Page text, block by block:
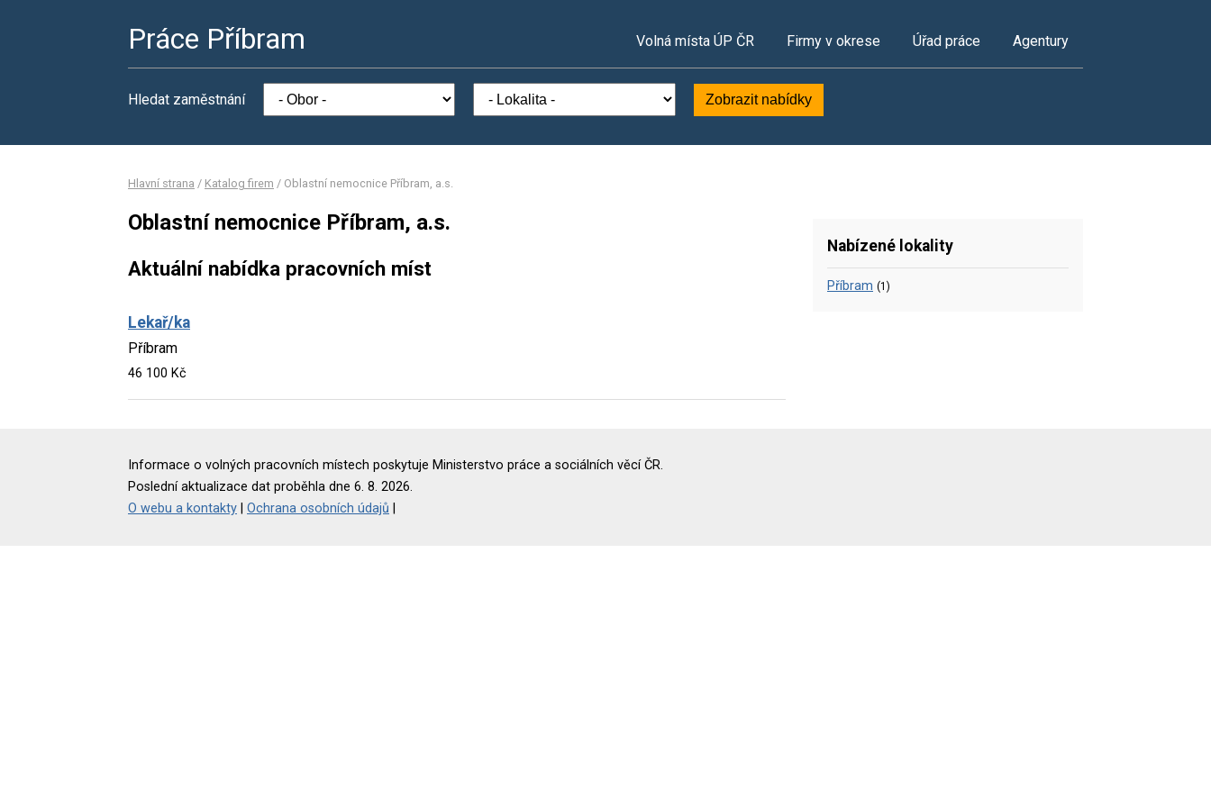
Práce Příbram Volná místa ÚP ČR Firmy v okrese Úřad práce Agentury
Hledat zaměstnání Zobrazit nabídky
Hlavní strana / Katalog firem / Oblastní nemocnice Příbram, a.s.
Oblastní nemocnice Příbram, a.s.
Aktuální nabídka pracovních míst
Lekař/ka
Příbram
46 100 Kč
Nabízené lokality
Příbram (1)
Informace o volných pracovních místech poskytuje Ministerstvo práce a sociálních věcí ČR.
Poslední aktualizace dat proběhla dne 6. 8. 2026.
O webu a kontakty
Ochrana osobních údajů